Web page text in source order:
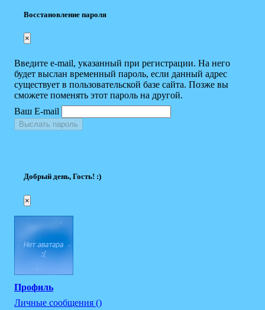
Восстановление пароля
×
Введите e-mail, указанный при регистрации. На него
будет выслан временный пароль, если данный адрес
существует в пользовательской базе сайта. Позже вы
сможете поменять этот пароль на другой.
Ваш E-mail
Выслать пароль
Добрый день, Гость! :)
×
Профиль
Личные сообщения ()